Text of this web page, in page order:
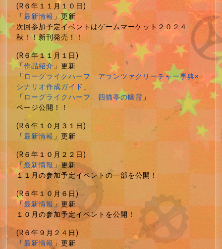
(R６年１１月１０日)
「最新情報」更新
次回参加予定イベントはゲームマーケット２０２４
秋！！新刊発売！！
(R６年１１月１日)
「作品紹介」更新
「ローグライクハーフ アランツァクリーチャー事典×
シナリオ作成ガイド」
「ローグライクハーフ 四猫亭の幽霊」
ページ公開！！
(R６年１０月３１日)
「最新情報」更新
(R６年１０月２２日)
「最新情報」更新
１１月の参加予定イベントの一部を公開！
(R６年１０月６日)
「最新情報」更新
１０月の参加予定イベントを公開！
(R６年９月２４日)
「最新情報」更新